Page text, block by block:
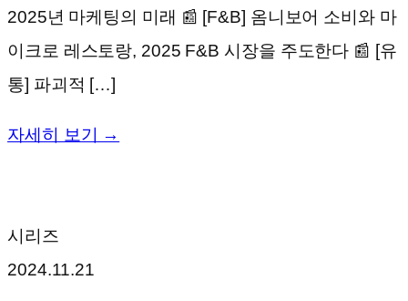
2025년 마케팅의 미래 📰 [F&B] 옴니보어 소비와 마
이크로 레스토랑, 2025 F&B 시장을 주도한다 📰 [유
통] 파괴적 […]
자세히 보기 →
시리즈
2024.11.21